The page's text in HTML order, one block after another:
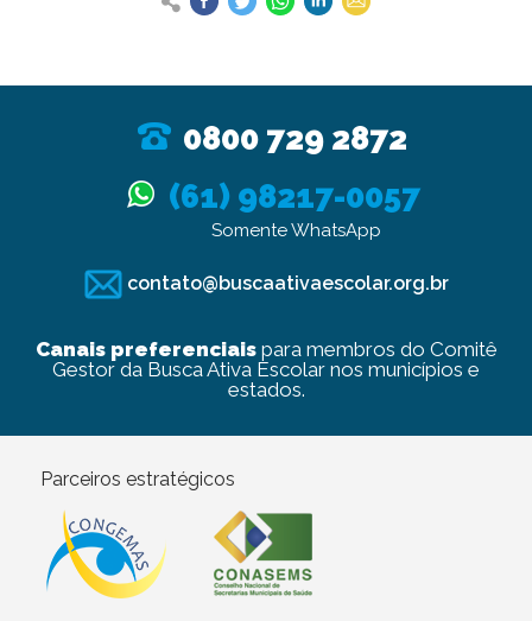
0800 729 2872
(61) 98217-0057
Somente WhatsApp
contato@buscaativaescolar.org.br
Canais preferenciaispara membros do Comitê
Gestor da Busca Ativa Escolar nos municípios e
estados.
Parceiros estratégicos